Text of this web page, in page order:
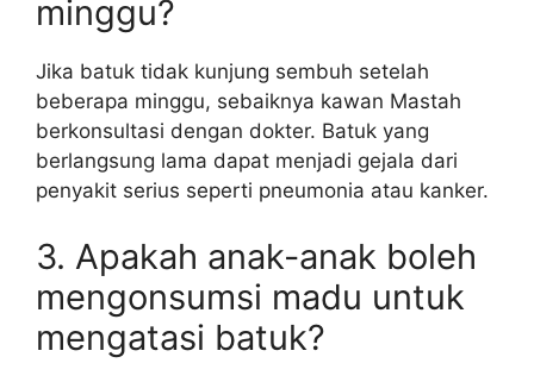
minggu?
Jika batuk tidak kunjung sembuh setelah
beberapa minggu, sebaiknya kawan Mastah
berkonsultasi dengan dokter. Batuk yang
berlangsung lama dapat menjadi gejala dari
penyakit serius seperti pneumonia atau kanker.
3. Apakah anak-anak boleh
mengonsumsi madu untuk
mengatasi batuk?